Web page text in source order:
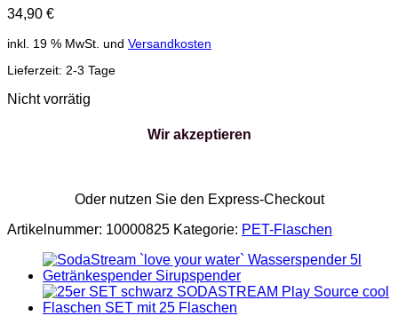
34,90 €
inkl. 19 % MwSt. und Versandkosten
Lieferzeit: 2-3 Tage
Nicht vorrätig
Wir akzeptieren
Oder nutzen Sie den Express-Checkout
Artikelnummer: 10000825 Kategorie: PET-Flaschen